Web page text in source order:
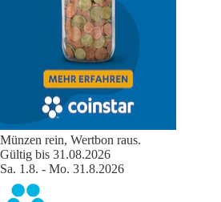
Münzen rein, Wertbon raus.
Gültig bis 31.08.2026
Sa. 1.8. - Mo. 31.8.2026